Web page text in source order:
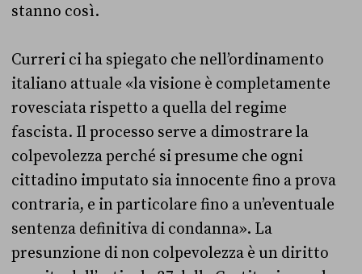
stanno così.
Curreri ci ha spiegato che nell’ordinamento
italiano attuale «la visione è completamente
rovesciata rispetto a quella del regime
fascista. Il processo serve a dimostrare la
colpevolezza perché si presume che ogni
cittadino imputato sia innocente fino a prova
contraria, e in particolare fino a un’eventuale
sentenza definitiva di condanna». La
presunzione di non colpevolezza è un diritto